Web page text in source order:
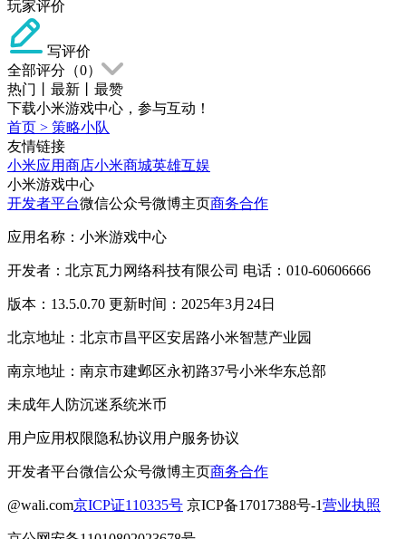
玩家评价
写评价
全部评分（0）
热门
最新
最赞
下载小米游戏中心，参与互动！
首页 > 策略小队
友情链接
小米应用商店小米商城英雄互娱
小米游戏中心
开发者平台微信公众号微博主页商务合作
应用名称：小米游戏中心
开发者：北京瓦力网络科技有限公司 电话：010-60606666
版本：13.5.0.70 更新时间：2025年3月24日
北京地址：北京市昌平区安居路小米智慧产业园
南京地址：南京市建邺区永初路37号小米华东总部
未成年人防沉迷系统米币
用户应用权限隐私协议用户服务协议
开发者平台微信公众号微博主页商务合作
@wali.com京ICP证110335号 京ICP备17017388号-1营业执照